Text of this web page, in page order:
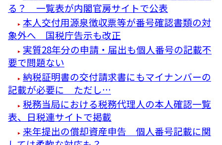
る？ 一覧表が内閣官房サイトで公表
本人交付用源泉徴収票等が番号確認書類の対
象外へ 国税庁告示も改正
実質28年分の申請・届出も個人番号の記載不
要で問題ない
納税証明書の交付請求書にもマイナンバーの
記載が必要に ただし…
税務当局における税務代理人の本人確認一覧
表、日税連サイトで掲載
来年提出の償却資産申告 個人番号記載に関